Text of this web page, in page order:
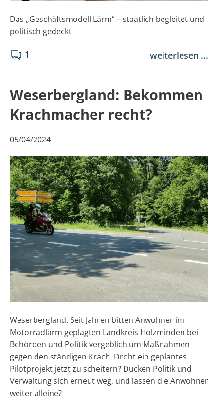
Das „Geschäftsmodell Lärm“ – staatlich begleitet und
politisch gedeckt
1 weiterlesen ...
Weserbergland: Bekommen
Krachmacher recht?
05/04/2024
Weserbergland. Seit Jahren bitten Anwohner im
Motorradlärm geplagten Landkreis Holzminden bei
Behörden und Politik vergeblich um Maßnahmen
gegen den ständigen Krach. Droht ein geplantes
Pilotprojekt jetzt zu scheitern? Ducken Politik und
Verwaltung sich erneut weg, und lassen die Anwohner
weiter alleine?